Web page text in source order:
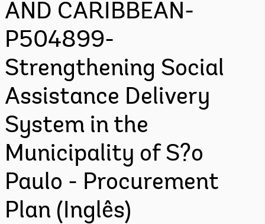
AND CARIBBEAN-
P504899-
Strengthening Social
Assistance Delivery
System in the
Municipality of S?o
Paulo - Procurement
Plan (Inglês)